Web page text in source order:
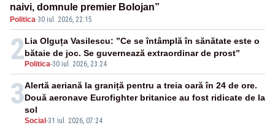
naivi, domnule premier Bolojan”
Politica·30 iul. 2026, 22:15
2 Politica-30 iul. 2026, 23:24
Lia Olguța Vasilescu: ”Ce se întâmplă în sănătate este o
bătaie de joc. Se guvernează extraordinar de prost”
3
Social -31 iul. 2026, 07:24
Alertă aeriană la graniță pentru a treia oară în 24 de ore.
Două aeronave Eurofighter britanice au fost ridicate de la
sol